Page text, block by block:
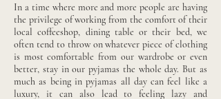
In a time where more and more people are having
the privilege of working from the comfort of their
local coffeeshop, dining table or their bed, we
often tend to throw on whatever piece of clothing
is most comfortable from our wardrobe or even
better, stay in our pyjamas the whole day. But as
much as being in pyjamas all day can feel like a
luxury, it can also lead to feeling lazy and